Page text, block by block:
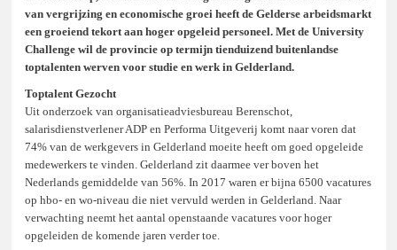
van vergrijzing en economische groei heeft de Gelderse arbeidsmarkt
een groeiend tekort aan hoger opgeleid personeel. Met de University
Challenge wil de provincie op termijn tienduizend buitenlandse
toptalenten werven voor studie en werk in Gelderland.
Toptalent Gezocht
Uit onderzoek van organisatieadviesbureau Berenschot,
salarisdienstverlener ADP en Performa Uitgeverij komt naar voren dat
74% van de werkgevers in Gelderland moeite heeft om goed opgeleide
medewerkers te vinden. Gelderland zit daarmee ver boven het
Nederlands gemiddelde van 56%. In 2017 waren er bijna 6500 vacatures
op hbo- en wo-niveau die niet vervuld werden in Gelderland. Naar
verwachting neemt het aantal openstaande vacatures voor hoger
opgeleiden de komende jaren verder toe.